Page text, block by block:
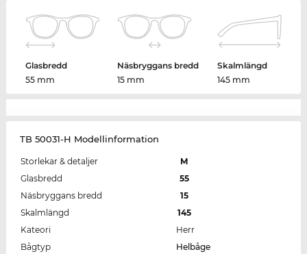
Glasbredd
55 mm
Näsbryggans bredd
15 mm
Skalmlängd
145 mm
TB 50031-H Modellinformation
Storlekar & detaljer
M
Glasbredd
55
Näsbryggans bredd
15
Skalmlängd
145
Kateori
Herr
Bågtyp
Helbåge